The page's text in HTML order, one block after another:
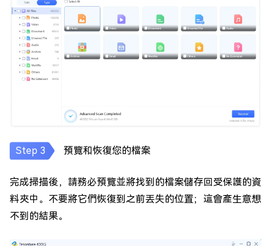
預覽和恢復您的檔案
完成掃描後，請務必預覽並將找到的檔案儲存回受保護的資
料夾中。不要將它們恢復到之前丟失的位置；這會產生意想
不到的結果。